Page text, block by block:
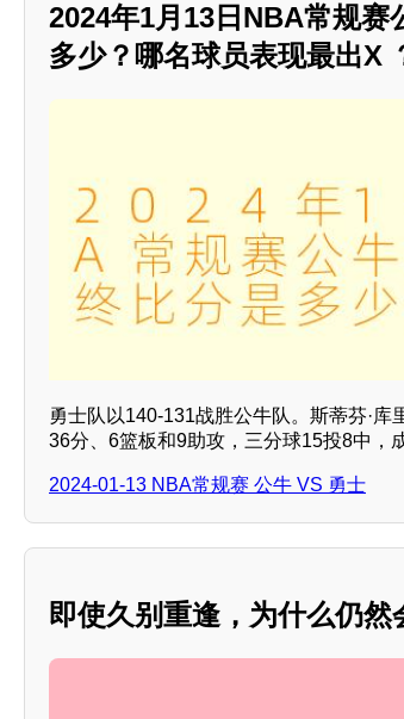
2024年1月13日NBA常规赛
多少？哪名球员表现最出X
勇士队以140-131战胜公牛队。斯蒂芬·
36分、6篮板和9助攻，三分球15投8中，
2024-01-13 NBA常规赛 公牛 VS 勇士
即使久别重逢，为什么仍然